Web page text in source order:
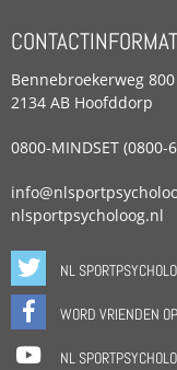
Bennebroekerweg 800
2134 AB Hoofddorp
0800-MINDSET (0800-
nlsportpsycholoog.nl
NL
WORD VRIENDEN
NL